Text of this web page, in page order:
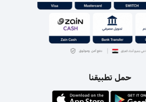
حمل تطبيقنا